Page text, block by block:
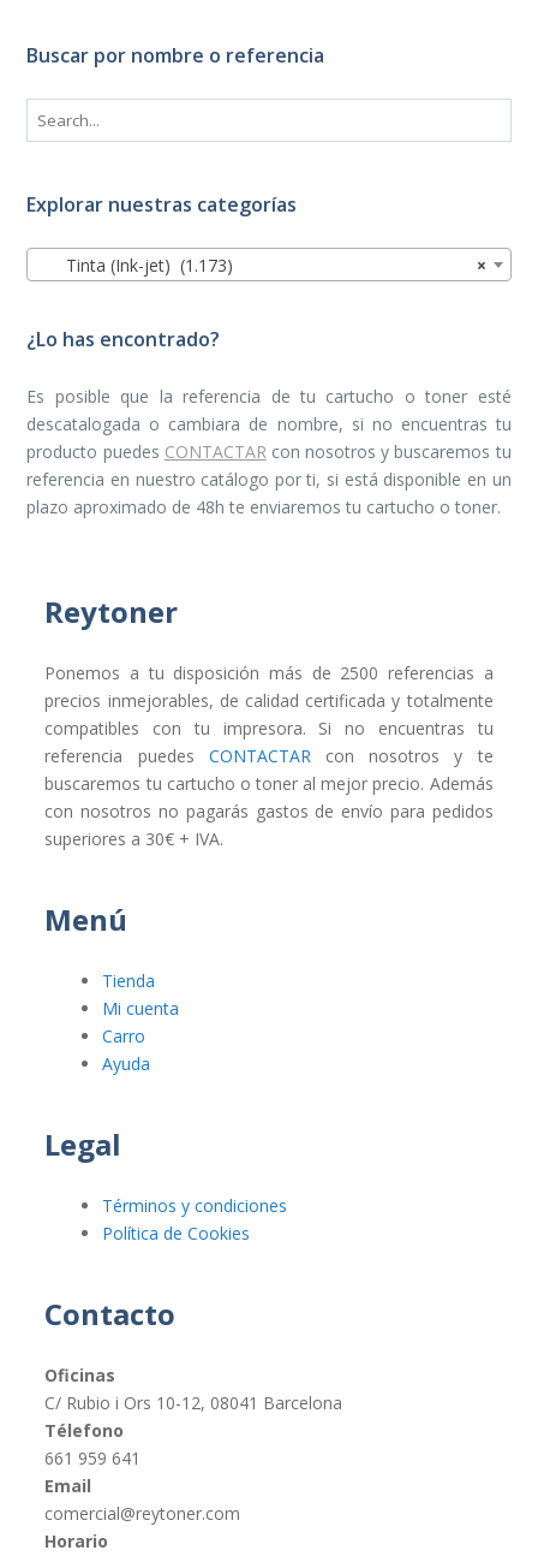
Buscar por nombre o referencia
Explorar nuestras categorías
×
Tinta (Ink-jet) (1.173)
¿Lo has encontrado?
Es posible que la referencia de tu cartucho o toner esté
descatalogada o cambiara de nombre, si no encuentras tu
producto puedes CONTACTARcon nosotros y buscaremos tu
referencia en nuestro catálogo por ti, si está disponible en un
plazo aproximado de 48h te enviaremos tu cartucho o toner.
Reytoner
Ponemos a tu disposición más de 2500 referencias a
precios inmejorables, de calidad certificada y totalmente
compatibles con tu impresora. Si no encuentras tu
referencia puedes CONTACTARcon nosotros y te
buscaremos tu cartucho o toner al mejor precio. Además
con nosotros no pagarás gastos de envío para pedidos
superiores a 30€ + IVA.
Menú
Tienda
Mi cuenta
Carro
Ayuda
Legal
Términos y condiciones
Política de Cookies
Contacto
Oficinas
C/ Rubio i Ors 10-12, 08041 Barcelona
Télefono
661 959 641
Email
comercial@reytoner.com
Horario